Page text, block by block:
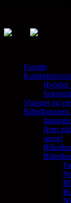
Samler en
den
Forside
Hvorfor
Visioner og
Hent
sprog!